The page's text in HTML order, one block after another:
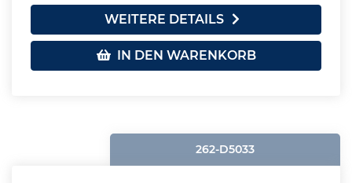
WEITERE DETAILS
IN DEN WARENKORB
262-D5033